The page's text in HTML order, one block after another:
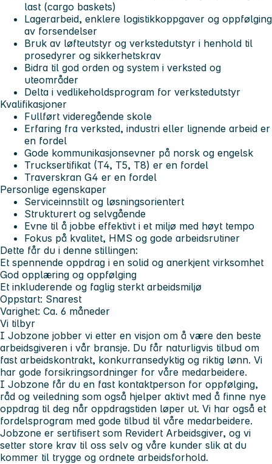
last (cargo baskets)
Lagerarbeid, enklere logistikkoppgaver og oppfølging
av forsendelser
Bruk av løfteutstyr og verkstedutstyr i henhold til
prosedyrer og sikkerhetskrav
Bidra til god orden og system i verksted og
uteområder
Delta i vedlikeholdsprogram for verkstedutstyr
Kvalifikasjoner
Fullført videregående skole
Erfaring fra verksted, industri eller lignende arbeid er
en fordel
Gode kommunikasjonsevner på norsk og engelsk
Trucksertifikat (T4, T5, T8) er en fordel
Traverskran G4 er en fordel
Personlige egenskaper
Serviceinnstilt og løsningsorientert
Strukturert og selvgående
Evne til å jobbe effektivt i et miljø med høyt tempo
Fokus på kvalitet, HMS og gode arbeidsrutiner
Dette får du i denne stillingen:
Et spennende oppdrag i en solid og anerkjent virksomhet
God opplæring og oppfølging
Et inkluderende og faglig sterkt arbeidsmiljø
Oppstart: Snarest
Varighet: Ca. 6 måneder
Vi tilbyr
I Jobzone jobber vi etter en visjon om å være den beste
arbeidsgiveren i vår bransje. Du får naturligvis tilbud om
fast arbeidskontrakt, konkurransedyktig og riktig lønn. Vi
har gode forsikringsordninger for våre medarbeidere.
I Jobzone får du en fast kontaktperson for oppfølging,
råd og veiledning som også hjelper aktivt med å finne nye
oppdrag til deg når oppdragstiden løper ut. Vi har også et
fordelsprogram med gode tilbud til våre medarbeidere.
Jobzone er sertifisert som Revidert Arbeidsgiver, og vi
setter store krav til oss selv og våre kunder slik at du
kommer til trygge og ordnete arbeidsforhold.